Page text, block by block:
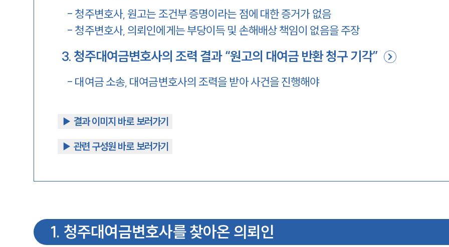
- 청주변호사, 원고는 조건부 증명이라는 점에 대한 증거가 없음
- 청주변호사, 의뢰인에게는 부당이득 및 손해배상 책임이 없음을 주장
3. 청주대여금변호사의 조력 결과 “원고의 대여금 반환 청구 기각”
- 대여금 소송, 대여금변호사의 조력을 받아 사건을 진행해야
▶︎ 결과 이미지 바로 보러가기
▶︎ 관련 구성원 바로 보러가기
1. 청주대여금변호사를 찾아온 의뢰인